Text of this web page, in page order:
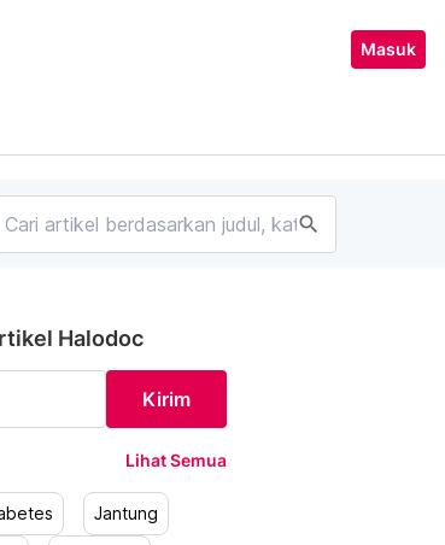
Masuk
search
Halodoc
Kirim
Lihat Semua
Jantung